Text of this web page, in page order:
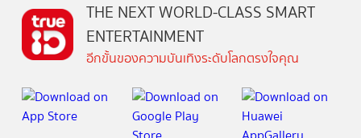
THE NEXT WORLD-CLASS SMART
ENTERTAINMENT
อีกขั้นของความบันเทิงระดับโลกตรงใจคุณ